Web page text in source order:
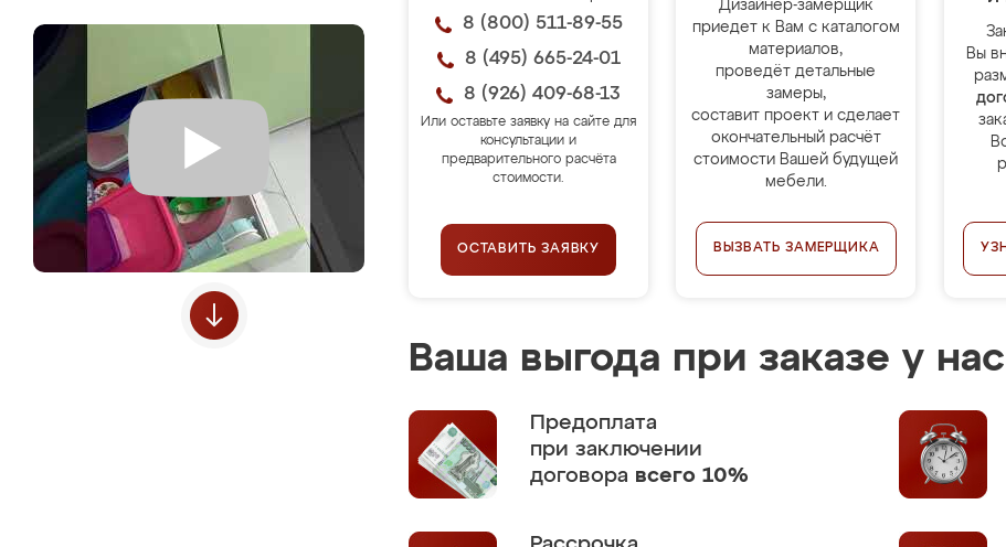
8 (800) 511-89-55
8 (495) 665-24-01
8 (926) 409-68-13
Или оставьте заявку на сайте для
консультации и
предварительного расчёта
стоимости.
ОСТАВИТЬ ЗАЯВКУ
Дизайнер-замерщик
приедет к Вам с каталогом
материалов,
проведёт детальные
замеры,
составит проект и сделает
окончательный расчёт
стоимости Вашей будущей
мебели.
ВЫЗВАТЬ ЗАМЕРЩИКА
Вы
Ваша выгода при заказе у нас
Предоплата
при заключении
договора всего 10%